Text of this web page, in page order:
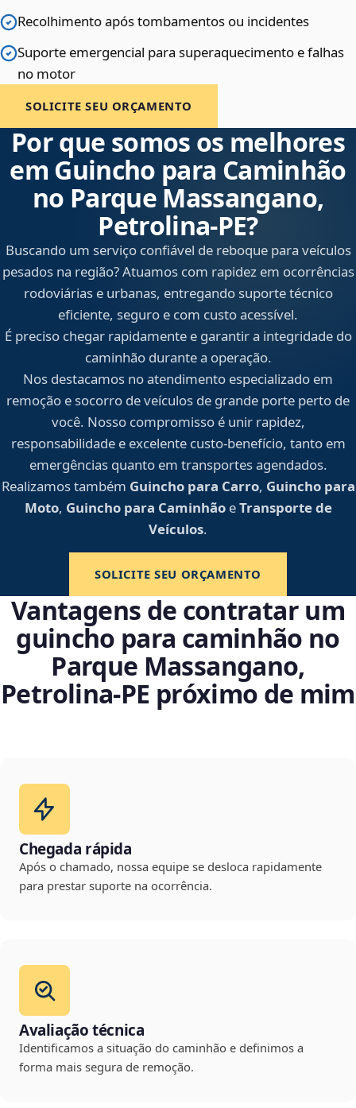
Recolhimento após tombamentos ou incidentes
Suporte emergencial para superaquecimento e falhas
no motor
SOLICITE SEU ORÇAMENTO
Por que somos os melhores
em Guincho para Caminhão
no Parque Massangano,
Petrolina‑PE?
Buscando um serviço confiável de reboque para veículos
pesados na região? Atuamos com rapidez em ocorrências
rodoviárias e urbanas, entregando suporte técnico
eficiente, seguro e com custo acessível.
É preciso chegar rapidamente e garantir a integridade do
caminhão durante a operação.
Nos destacamos no atendimento especializado em
remoção e socorro de veículos de grande porte perto de
você. Nosso compromisso é unir rapidez,
responsabilidade e excelente custo-benefício, tanto em
emergências quanto em transportes agendados.
Realizamos também Guincho para Carro, Guincho para
Moto, Guincho para CaminhãoeTransporte de
Veículos.
SOLICITE SEU ORÇAMENTO
Vantagens de contratar um
guincho para caminhão no
Parque Massangano,
Petrolina‑PE próximo de mim
Chegada rápida
Após o chamado, nossa equipe se desloca rapidamente
para prestar suporte na ocorrência.
Avaliação técnica
Identificamos a situação do caminhão e definimos a
forma mais segura de remoção.